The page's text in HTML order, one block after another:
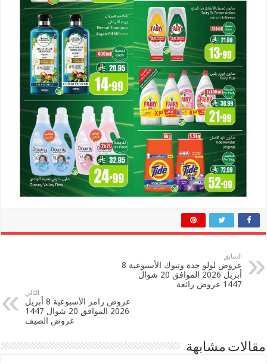
السابق
عروض لولو جدة وتبوك الأسبوعية 8
أبريل 2026 الموافق 20 شوال
1447 عروض رائعة
التالي
عروض رامز الأسبوعية 8 أبريل
2026 الموافق 20 شوال 1447
عروض الصيف
مقالات مشابهة